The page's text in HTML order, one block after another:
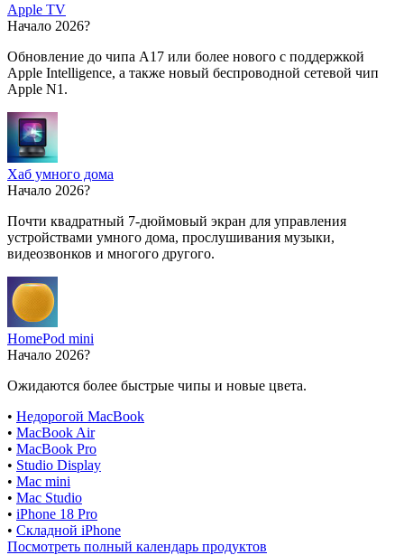
Apple TV
Начало 2026?
Обновление до чипа A17 или более нового с поддержкой
Apple Intelligence, а также новый беспроводной сетевой чип
Apple N1.
Хаб умного дома
Начало 2026?
Почти квадратный 7-дюймовый экран для управления
устройствами умного дома, прослушивания музыки,
видеозвонков и многого другого.
HomePod mini
Начало 2026?
Ожидаются более быстрые чипы и новые цвета.
• Недорогой MacBook
• MacBook Air
• MacBook Pro
• Studio Display
• Mac mini
• Mac Studio
• iPhone 18 Pro
• Складной iPhone
Посмотреть полный календарь продуктов